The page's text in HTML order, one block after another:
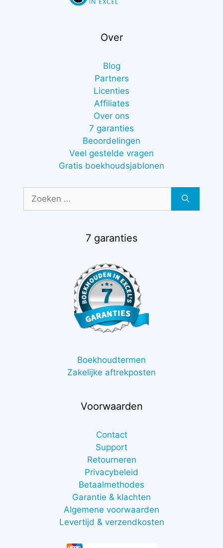
Over
Blog
Partners
Licenties
Affiliates
Over ons
7 garanties
Beoordelingen
Veel gestelde vragen
Gratis boekhoudsjablonen
naar:
7 garanties
Boekhoudtermen
Zakelijke aftrekposten
Voorwaarden
Contact
Support
Retourneren
Privacybeleid
Betaalmethodes
Garantie & klachten
Algemene voorwaarden
Levertijd & verzendkosten